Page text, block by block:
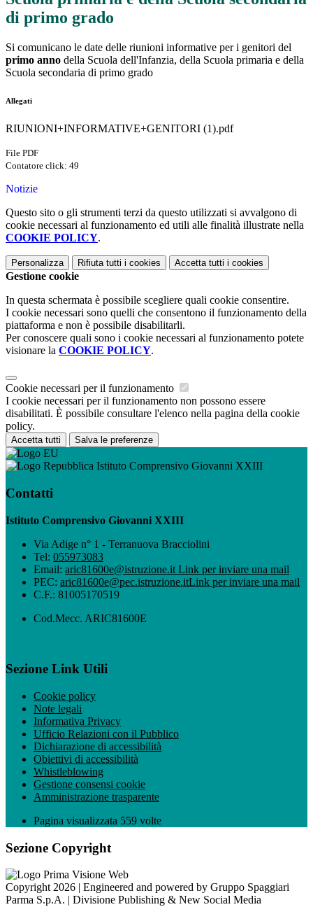
di primo grado
Si comunicano le date delle riunioni informative per i genitori del
primo anno della Scuola dell'Infanzia, della Scuola primaria e della
Scuola secondaria di primo grado
Allegati
RIUNIONI+INFORMATIVE+GENITORI (1).pdf
File PDF
Contatore click: 49
Notizie
Questo sito o gli strumenti terzi da questo utilizzati si avvalgono di
cookie necessari al funzionamento ed utili alle finalità illustrate nella
COOKIE POLICY.
Personalizza Rifiuta tutti i cookies Accetta tutti i cookies
Gestione cookie
In questa schermata è possibile scegliere quali cookie consentire.
I cookie necessari sono quelli che consentono il funzionamento della
piattaforma e non è possibile disabilitarli.
Per conoscere quali sono i cookie necessari al funzionamento potete
visionare la COOKIE POLICY.
Cookie necessari per il funzionamento
I cookie necessari per il funzionamento non possono essere
disabilitati. È possibile consultare l'elenco nella pagina della cookie
policy.
Accetta tutti Salva le preferenze
Istituto Comprensivo Giovanni XXIII
Contatti
Istituto Comprensivo Giovanni XXIII
Via Adige n° 1 - Terranuova Bracciolini
Tel: 055973083
Email: aric81600e@istruzione.it Link per inviare una mail
PEC: aric81600e@pec.istruzione.itLink per inviare una mail
C.F.: 81005170519
Cod.Mecc. ARIC81600E
Sezione Link Utili
Cookie policy
Note legali
Informativa Privacy
Ufficio Relazioni con il Pubblico
Dichiarazione di accessibilità
Obiettivi di accessibilità
Whistleblowing
Gestione consensi cookie
Amministrazione trasparente
Pagina visualizzata 559 volte
Sezione Copyright
Copyright 2026 | Engineered and powered by Gruppo Spaggiari
Parma S.p.A. | Divisione Publishing & New Social Media